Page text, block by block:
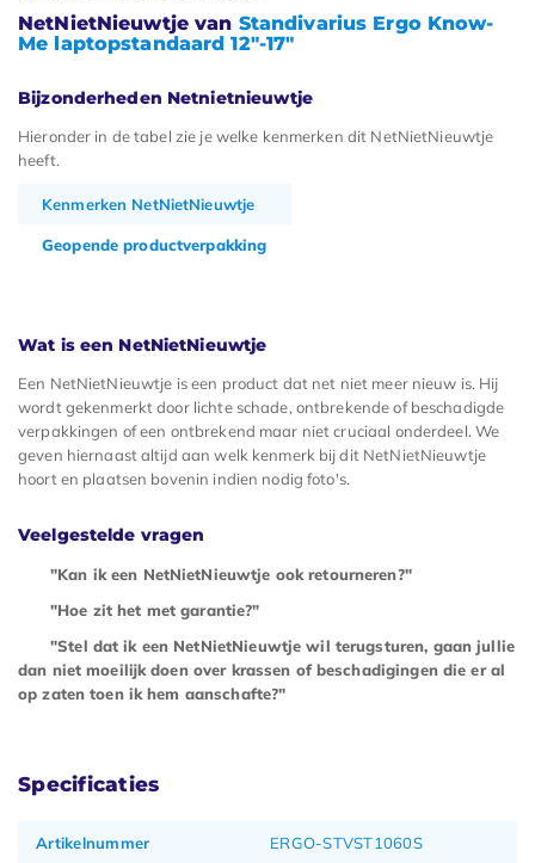
NetNietNieuwtje van Standivarius Ergo Know-
Me laptopstandaard 12"-17"
Bijzonderheden Netnietnieuwtje
Hieronder in de tabel zie je welke kenmerken dit NetNietNieuwtje
heeft.
Kenmerken NetNietNieuwtje
Geopende productverpakking
Wat is een NetNietNieuwtje
Een NetNietNieuwtje is een product dat net niet meer nieuw is. Hij
wordt gekenmerkt door lichte schade, ontbrekende of beschadigde
verpakkingen of een ontbrekend maar niet cruciaal onderdeel. We
geven hiernaast altijd aan welk kenmerk bij dit NetNietNieuwtje
hoort en plaatsen bovenin indien nodig foto's.
Veelgestelde vragen
"Kan ik een NetNietNieuwtje ook retourneren?"
"Hoe zit het met garantie?"
"Stel dat ik een NetNietNieuwtje wil terugsturen, gaan jullie
dan niet moeilijk doen over krassen of beschadigingen die er al
op zaten toen ik hem aanschafte?"
Specificaties
Artikelnummer ERGO-STVST1060S